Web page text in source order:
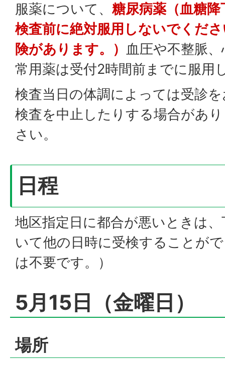
服薬について、 糖尿病薬（血糖
検査前に絶対服用しないでくだ
険があります。）
血圧や不整脈
常用薬は受付2時間前までに服用
検査当日の体調によっては受診
検査を中止したりする場合があ
さい。
日程
地区指定日に都合が悪いときは
いて他の日時に受検することが
は不要です。）
5月15日（金曜日）
場所